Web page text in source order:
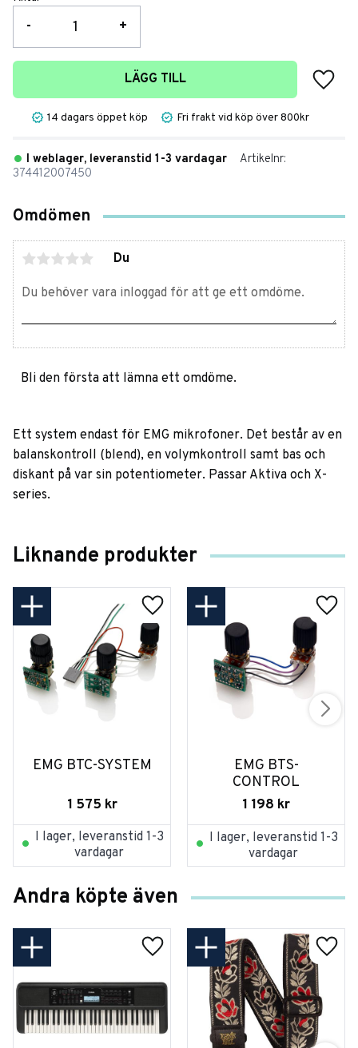
+
-
LÄGG TILL
Lägg
14 dagars öppet köp Fri frakt vid köp över 800kr
I weblager, leveranstid 1-3 vardagar
Artikelnr
374412007450
Omdömen
Du
Bli den första att lämna ett omdöme.
Ett system endast för EMG mikrofoner. Det består av en
balanskontroll (blend), en volymkontroll samt bas och
diskant på var sin potentiometer. Passar Aktiva och X-
series.
Liknande produkter
EMG BTC-SYSTEM
1 575 kr
I lager, leveranstid 1-3
vardagar
EMG BTS-
CONTROL
1 198 kr
I lager, leveranstid 1-3
vardagar
Andra köpte även